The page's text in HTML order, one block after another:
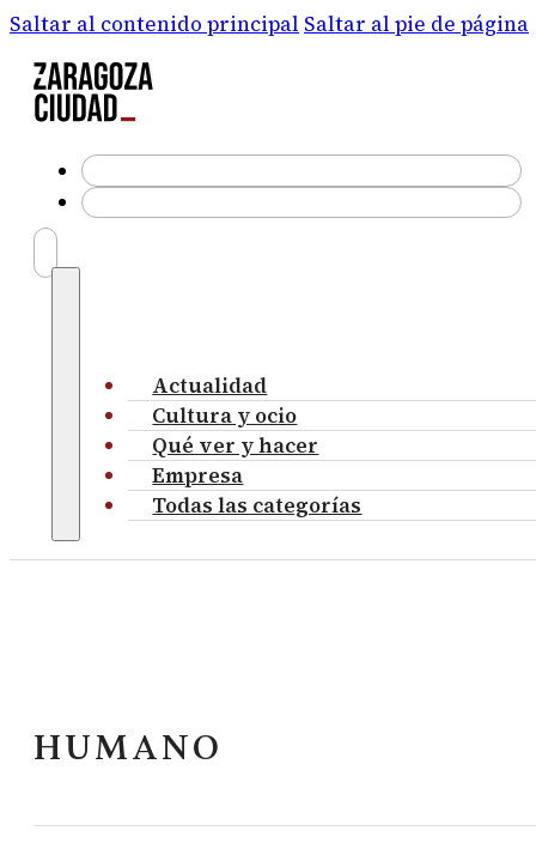
Saltar al contenido principal Saltar al pie de página
Actualidad
Cultura y ocio
Qué ver y hacer
Empresa
Todas las categorías
HUMANO